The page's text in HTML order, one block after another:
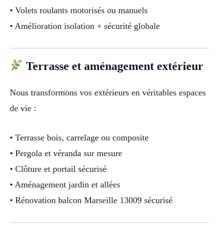
• Volets roulants motorisés ou manuels
• Amélioration isolation + sécurité globale
Terrasse et aménagement extérieur
Nous transformons vos extérieurs en véritables espaces
de vie :
• Terrasse bois, carrelage ou composite
• Pergola et véranda sur mesure
• Clôture et portail sécurisé
• Aménagement jardin et allées
• Rénovation balcon Marseille 13009 sécurisé